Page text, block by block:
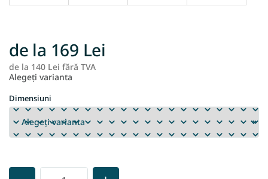
de la 169 Lei
de la 140 Lei fără TVA
Alegeţi varianta
Dimensiuni